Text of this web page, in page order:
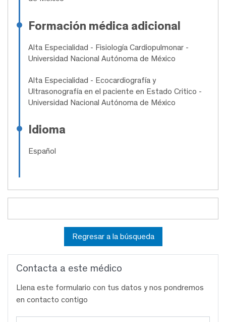
Formación médica adicional
Alta Especialidad - Fisiología Cardiopulmonar -
Universidad Nacional Autónoma de México
Alta Especialidad - Ecocardiografía y
Ultrasonografía en el paciente en Estado Critico -
Universidad Nacional Autónoma de México
Idioma
Español
Regresar a la búsqueda
Contacta a este médico
Llena este formulario con tus datos y nos pondremos
en contacto contigo